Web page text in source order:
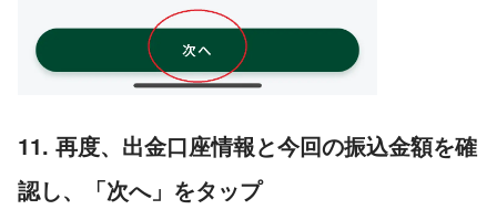
11. 再度、出金口座情報と今回の振込金額を確
認し、「次へ」をタップ